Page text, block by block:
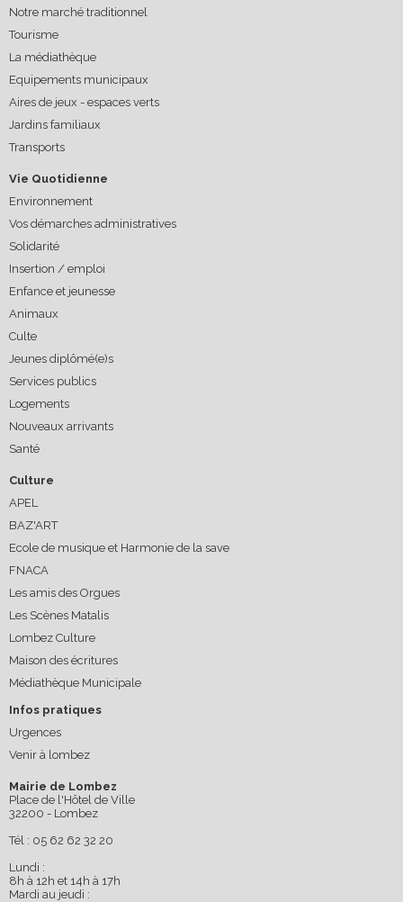
Notre marché traditionnel
Tourisme
La médiathèque
Equipements municipaux
Aires de jeux - espaces verts
Jardins familiaux
Transports
Vie Quotidienne
Environnement
Vos démarches administratives
Solidarité
Insertion / emploi
Enfance et jeunesse
Animaux
Culte
Jeunes diplômé(e)s
Services publics
Logements
Nouveaux arrivants
Santé
Culture
APEL
BAZ'ART
Ecole de musique et Harmonie de la save
FNACA
Les amis des Orgues
Les Scènes Matalis
Lombez Culture
Maison des écritures
Médiathèque Municipale
Infos pratiques
Urgences
Venir à lombez
Mairie de Lombez
Place de l'Hôtel de Ville
32200 - Lombez
Tél : 05 62 62 32 20
Lundi :
8h à 12h et 14h à 17h
Mardi au jeudi :